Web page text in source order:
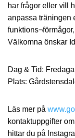
har frågor eller vill
anpassa träningen
Välkomna önskar
Dag & Tid:
Plats:
Läs mer på
kontaktuppgifter
hittar du på